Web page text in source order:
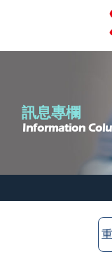
訊息專欄
Information